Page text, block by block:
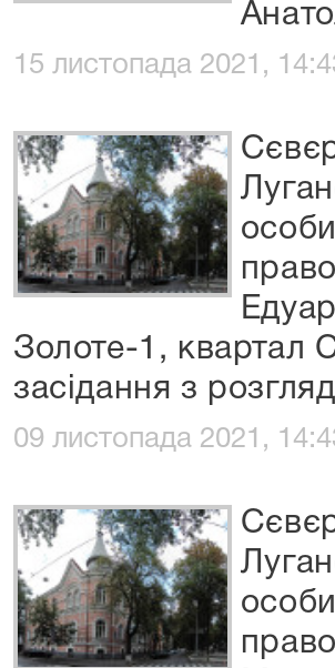
15 листопада 2021,
Золоте-1, квартал
засідання з
09 листопада 2021,